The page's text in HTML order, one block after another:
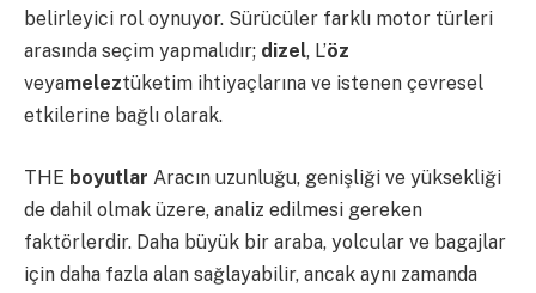
belirleyici rol oynuyor. Sürücüler farklı motor türleri
arasında seçim yapmalıdır; dizel, L’öz
veyameleztüketim ihtiyaçlarına ve istenen çevresel
etkilerine bağlı olarak.
THE boyutlar Aracın uzunluğu, genişliği ve yüksekliği
de dahil olmak üzere, analiz edilmesi gereken
faktörlerdir. Daha büyük bir araba, yolcular ve bagajlar
için daha fazla alan sağlayabilir, ancak aynı zamanda